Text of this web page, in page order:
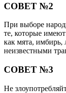
СОВЕТ №2
При выборе
те, которые
как мята, имбирь,
неизвестными
СОВЕТ №3
Не